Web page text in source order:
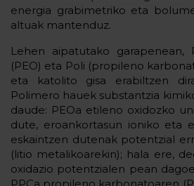
energia grabimetriko eta
altuak mantenduz.
Lehen aipatutako garapenean,
(PEO) eta Poli (propileno
eta katolito gisa erabiltzen
Polimero hauek substantzia
daude: PEOa etileno oxidozko
dute, eroankortasun ioniko eta
eskaintzen dutenak potentzial
(litio metalikoarekin); hala ere,
oxidazio potentzialen pean